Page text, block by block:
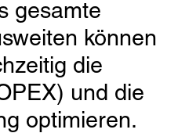
gesamte
können
die
und die
optimieren.